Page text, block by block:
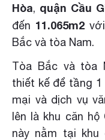
Hòa, quận Cầu
đến 11.065m2với
Bắc và tòa Nam.
Tòa Bắc và tòa
thiết kế để tầng
mại và dịch vụ
lên là khu căn hộ
này nằm tại